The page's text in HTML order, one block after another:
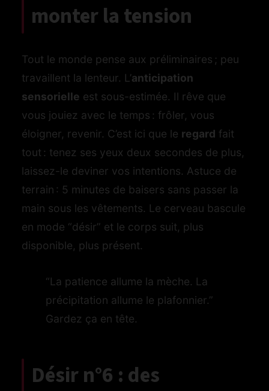
monter la tension
Tout le monde pense aux préliminaires ; peu
travaillent la lenteur. L’anticipation
sensorielle est sous-estimée. Il rêve que
vous jouiez avec le temps : frôler, vous
éloigner, revenir. C’est ici que le regard fait
tout : tenez ses yeux deux secondes de plus,
laissez-le deviner vos intentions. Astuce de
terrain : 5 minutes de baisers sans passer la
main sous les vêtements. Le cerveau bascule
en mode “désir” et le corps suit, plus
disponible, plus présent.
“La patience allume la mèche. La
précipitation allume le plafonnier.”
Gardez ça en tête.
Désir n°6 : des